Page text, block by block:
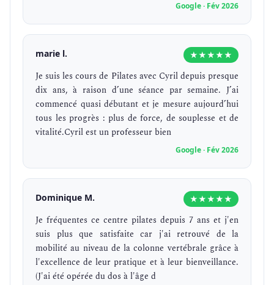
Google · Fév 2026
marie l. ★★★★★
Je suis les cours de Pilates avec Cyril depuis presque
dix ans, à raison d’une séance par semaine. J’ai
commencé quasi débutant et je mesure aujourd’hui
tous les progrès : plus de force, de souplesse et de
vitalité.Cyril est un professeur bien
Google · Fév 2026
Dominique M. ★★★★★
Je fréquentes ce centre pilates depuis 7 ans et j'en
suis plus que satisfaite car j'ai retrouvé de la
mobilité au niveau de la colonne vertébrale grâce à
l'excellence de leur pratique et à leur bienveillance.
(J'ai été opérée du dos à l'âge d